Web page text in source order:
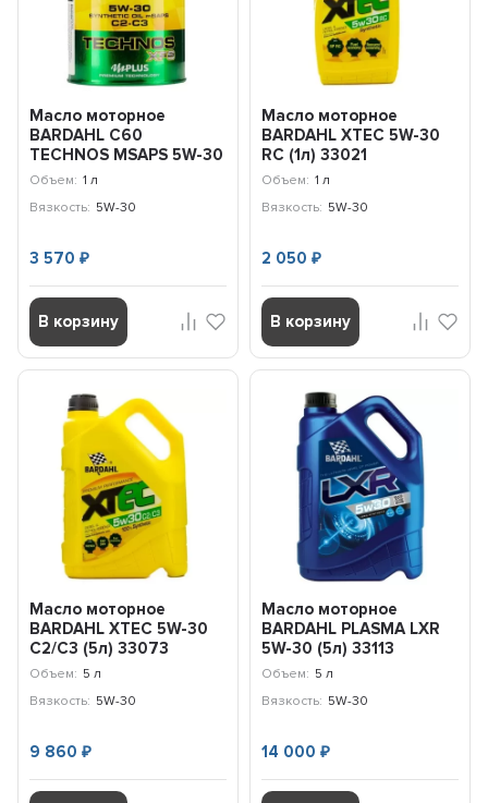
Масло моторное
BARDAHL С60
TECHNOS MSAPS 5W-30
(1л) 342039
Объем: 1 л
Вязкость: 5W-30
3 570₽
В корзину
Масло моторное
BARDAHL XTEC 5W-30
RC (1л) 33021
Объем: 1 л
Вязкость: 5W-30
2 050 ₽
В корзину
Масло моторное
BARDAHL XTEC 5W-30
C2/C3 (5л) 33073
Объем: 5 л
Вязкость: 5W-30
9 860₽
Масло моторное
BARDAHL PLASMA LXR
5W-30 (5л) 33113
Объем: 5 л
Вязкость: 5W-30
14 000 ₽